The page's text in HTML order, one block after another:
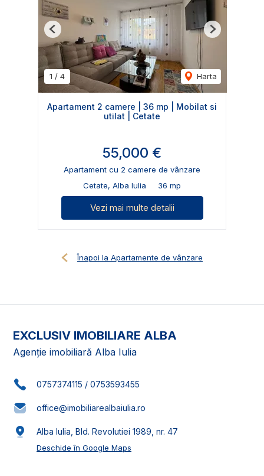
1 / 4 Harta
Previous Next
Apartament 2 camere | 36 mp | Mobilat si
utilat | Cetate
55,000 €
Apartament cu 2 camere de vânzare
Cetate, Alba Iulia
36 mp
Vezi mai multe detalii
Înapoi la Apartamente de vânzare
EXCLUSIV IMOBILIARE ALBA
Agenție imobiliară Alba Iulia
0757374115 / 0753593455
office@imobiliarealbaiulia.ro
Alba Iulia, Bld. Revolutiei 1989, nr. 47
Deschide în Google Maps